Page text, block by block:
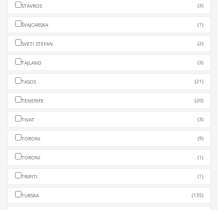
STAVROS (3)
ŠVAJCARSKA (1)
SVETI STEFAN (2)
TAJLAND (3)
TASOS (21)
TENERIFE (20)
TIVAT (3)
TORONI (9)
TORONI (1)
TRIPITI (1)
TURSKA (135)